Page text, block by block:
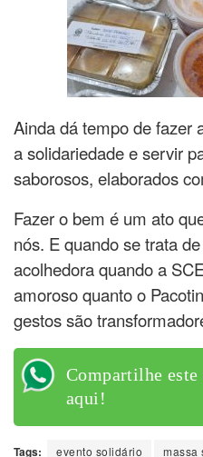
Ainda dá tempo de fazer
a solidariedade e servir
saborosos, elaborados
Fazer o bem é um ato
nós. E quando se trata
acolhedora quando a
amoroso quanto o
gestos são
Compartilhe
aqui!
Tags: evento solidário massa